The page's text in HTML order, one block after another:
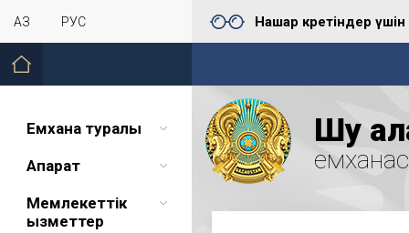
ҚАЗ РУС Нашар көретіндер үшін
Емхана туралы
Ақпарат
Мемлекеттік
қызметтер
Шу